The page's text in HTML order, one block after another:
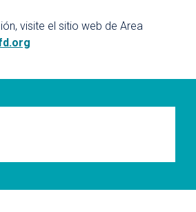
visite el sitio web de Area